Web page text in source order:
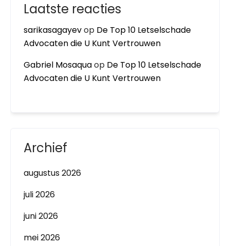
Laatste reacties
sarikasagayevop De Top 10 Letselschade
Advocaten die U Kunt Vertrouwen
Gabriel Mosaquaop De Top 10 Letselschade
Advocaten die U Kunt Vertrouwen
Archief
augustus 2026
juli 2026
juni 2026
mei 2026